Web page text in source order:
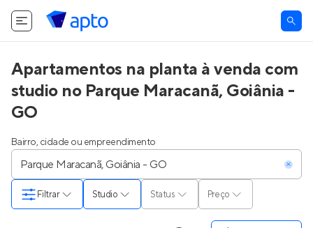
Apartamentos na planta à venda com
studio no Parque Maracanã, Goiânia -
GO
Bairro, cidade ou empreendimento
Studio Status Preço
Filtrar